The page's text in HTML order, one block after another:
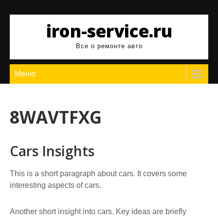
содержимомуiron-service.ru
Все о ремонте авто
Меню
8WAVTFXG
Cars Insights
This is a short paragraph about cars. It covers some
interesting aspects of cars.
Another short insight into cars. Key ideas are briefly